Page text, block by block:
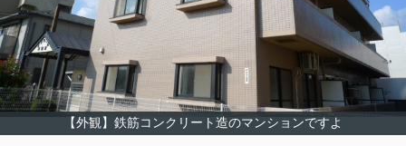
【外観】鉄筋コンクリート造のマンションですよ